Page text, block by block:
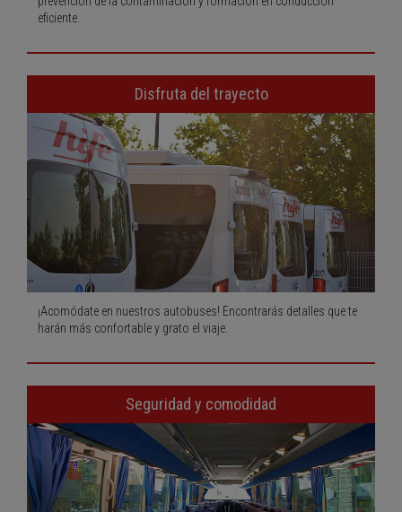
eficiente.
Disfruta del trayecto
¡Acomódate en nuestros autobuses! Encontrarás detalles que te
harán más confortable y grato el viaje.
Seguridad y comodidad